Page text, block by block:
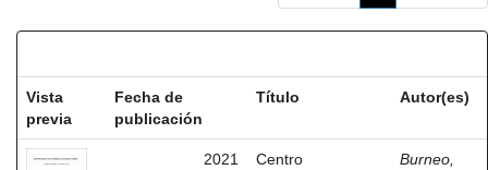
Vista
previa
Fecha de
publicación
Título Autor(es)
2021
Centro
Burneo,